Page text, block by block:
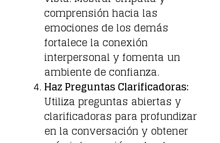
comprensión hacia las
emociones de los demás
fortalece la conexión
interpersonal y fomenta un
ambiente de confianza.
Haz Preguntas Clarificadoras:
Utiliza preguntas abiertas y
clarificadoras para profundizar
en la conversación y obtener